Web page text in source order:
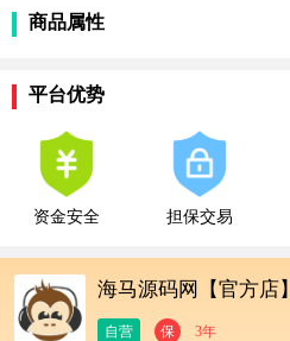
商品属性
平台优势
资金安全 担保交易
海马源码网【官方店】
自营 保 3年